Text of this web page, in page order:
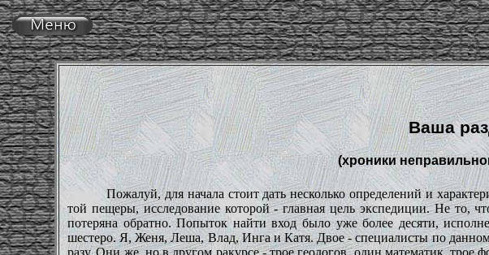
Ваша
(хроники
Пожалуй, для начала стоит дать несколько определений и
той пещеры, исследование которой - главная цель экспедиции. Не то,
потеряна обратно. Попыток найти вход было уже более десяти,
шестеро. Я, Женя, Леша, Влад, Инга и Катя. Двое - специалисты по
разу. Они же, но в другом ракурсе - трое геологов, один математик, трое